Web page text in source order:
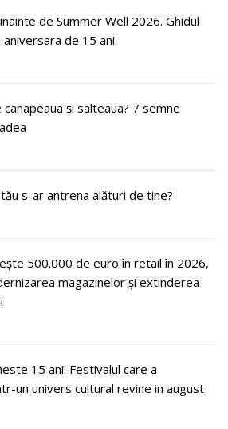
de Summer Well 2026. Ghidul
de 15 ani
și salteaua? 7 semne
s-ar antrena alături de tine?
500.000 de euro în retail în 2026,
magazinelor și extinderea
15 ani. Festivalul care a
un univers cultural revine in august